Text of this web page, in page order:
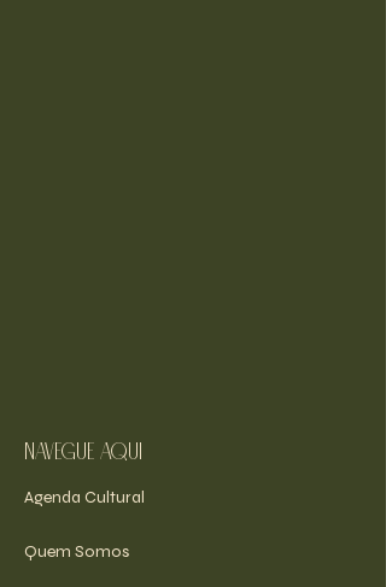
navegue aqui
Agenda Cultural
Quem Somos